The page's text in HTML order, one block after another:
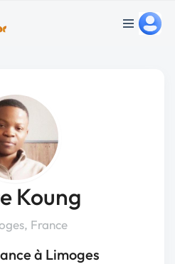
Koung
France
à Limoges